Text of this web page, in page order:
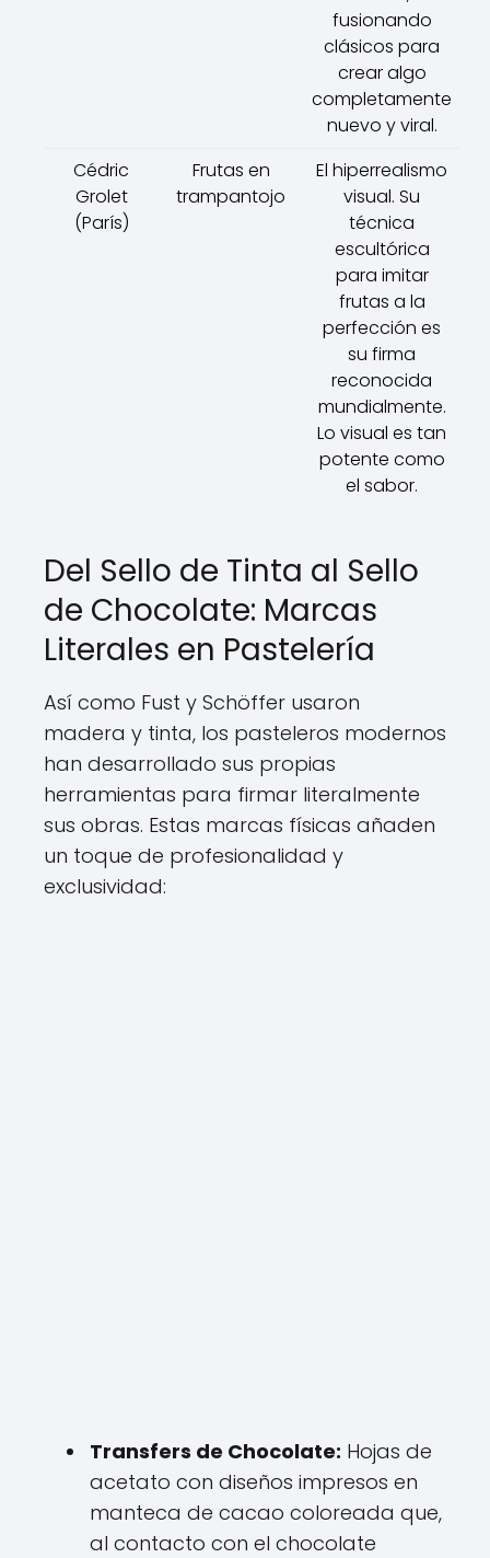
fusionando
clásicos para
crear algo
completamente
nuevo y viral.
Cédric
Grolet
(París)
Frutas en
trampantojo
El hiperrealismo
visual. Su
técnica
escultórica
para imitar
frutas a la
perfección es
su firma
reconocida
mundialmente.
Lo visual es tan
potente como
el sabor.
Del Sello de Tinta al Sello
de Chocolate: Marcas
Literales en Pastelería
Así como Fust y Schöffer usaron
madera y tinta, los pasteleros modernos
han desarrollado sus propias
herramientas para firmar literalmente
sus obras. Estas marcas físicas añaden
un toque de profesionalidad y
exclusividad:
Transfers de Chocolate: Hojas de
acetato con diseños impresos en
manteca de cacao coloreada que,
al contacto con el chocolate